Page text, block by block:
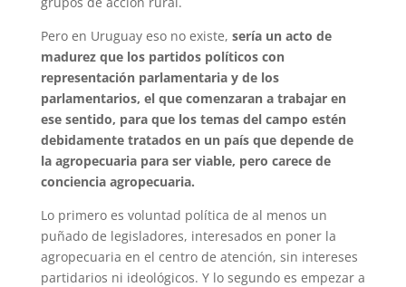
Pero en Uruguay eso no existe, sería un acto de
madurez que los partidos políticos con
representación parlamentaria y de los
parlamentarios, el que comenzaran a trabajar en
ese sentido, para que los temas del campo estén
debidamente tratados en un país que depende de
la agropecuaria para ser viable, pero carece de
conciencia agropecuaria.
Lo primero es voluntad política de al menos un
puñado de legisladores, interesados en poner la
agropecuaria en el centro de atención, sin intereses
partidarios ni ideológicos. Y lo segundo es empezar a